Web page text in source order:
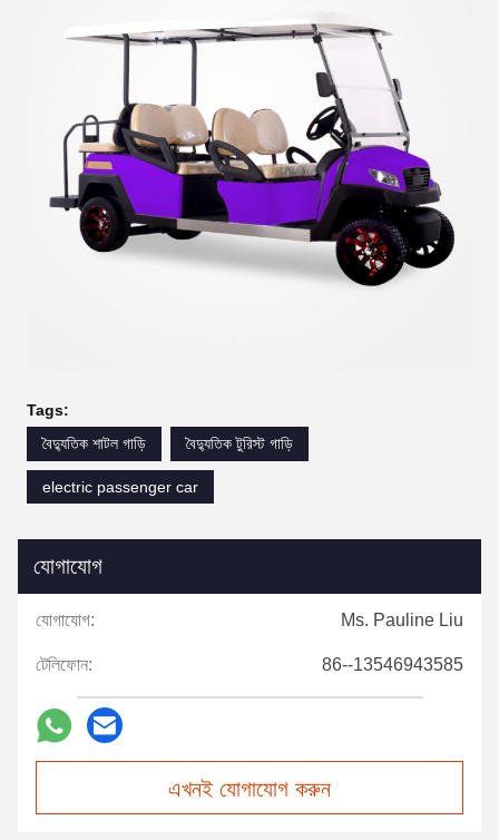
Tags:
বৈদ্যুতিক শাটল গাড়ি
বৈদ্যুতিক টুরিস্ট গাড়ি
electric passenger car
যোগাযোগ
যোগাযোগ: Ms. Pauline Liu
টেলিফোন: 86--13546943585
এখনই যোগাযোগ করুন